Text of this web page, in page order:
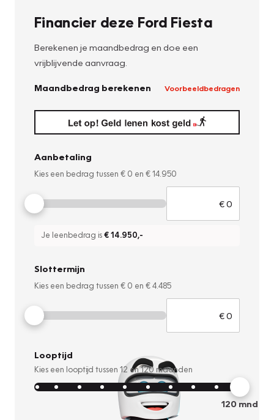
Financier deze Ford Fiesta
Berekenen je maandbedrag en doe een
vrijblijvende aanvraag.
Maandbedrag berekenen Voorbeeldbedragen
Aanbetaling
Kies een bedrag tussen € 0 en € 14.950
Je leenbedrag is€ 14.950,-
Slottermijn
Kies een bedrag tussen € 0 en € 4.485
Looptijd
Kies een looptijd tussen 12 en120 maanden
120mnd